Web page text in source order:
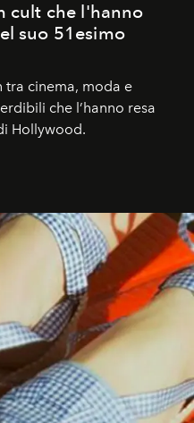
cult che l'hanno
suo 51esimo
tra cinema, moda e
che l’hanno resa
Hollywood.